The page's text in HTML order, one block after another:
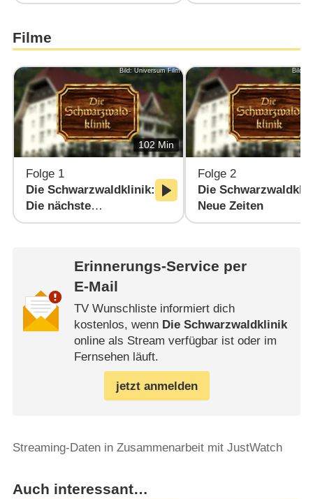
Filme
Bild: Universum Film
102 Min
Folge 1
Die Schwarzwaldklinik:
Die nächste
Generation
Bild:
Folge 2
Die
Neue Zeiten
Erinnerungs-Service per
E-Mail
TV Wunschliste informiert dich
kostenlos, wenn Die Schwarzwaldklinik
online als Stream verfügbar ist oder im
Fernsehen läuft.
jetzt anmelden
Streaming-Daten in Zusammenarbeit mit JustWatch
Auch interessant…